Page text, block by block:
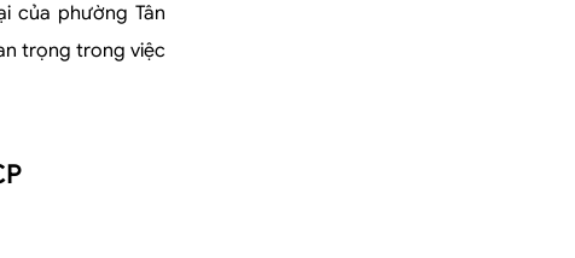
của phường Tân
trọng trong việc